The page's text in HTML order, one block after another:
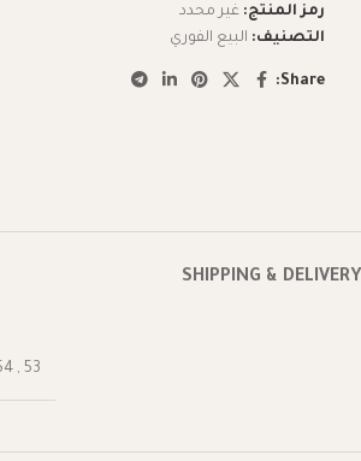
رمز المنتج: غير محدد
التصنيف: البيع الفوري
Share:
SHIPPING & DELIVERY
53
,